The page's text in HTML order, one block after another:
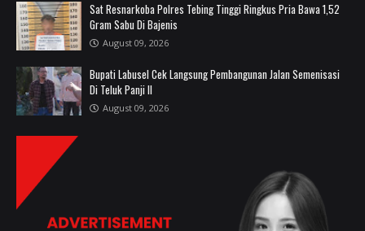
Sat Resnarkoba Polres Tebing Tinggi Ringkus Pria Bawa 1,52
Gram Sabu Di Bajenis
August 09, 2026
Bupati Labusel Cek Langsung Pembangunan Jalan Semenisasi
Di Teluk Panji II
August 09, 2026